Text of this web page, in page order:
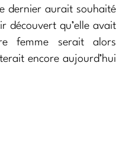
dernier aurait souhaité
découvert qu’elle avait
femme serait alors
encore aujourd’hui